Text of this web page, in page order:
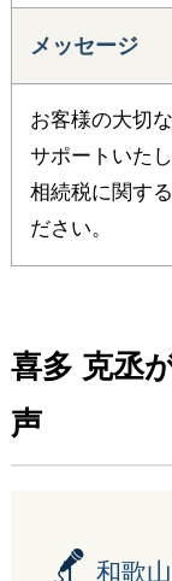
メッセージ
お客様の大切
サポートいたし
相続税に関す
ださい。
喜多 克丞
声
和歌